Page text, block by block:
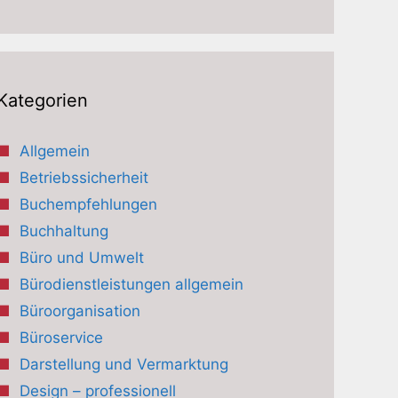
Allgemein
Betriebssicherheit
Buchempfehlungen
Buchhaltung
Büro und Umwelt
Bürodienstleistungen allgemein
Büroorganisation
Büroservice
Darstellung und Vermarktung
Design – professionell